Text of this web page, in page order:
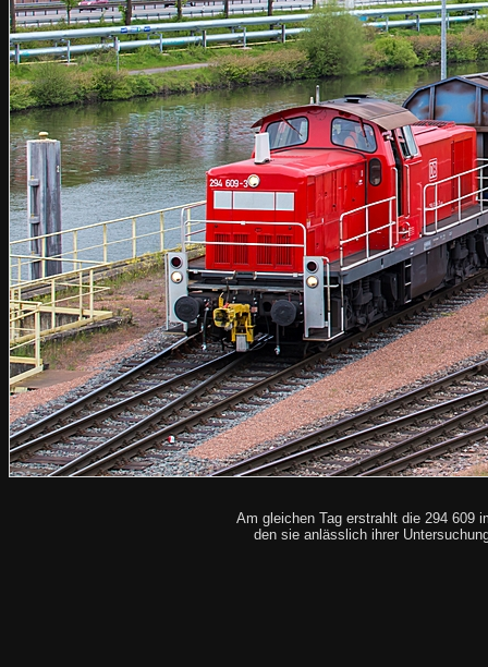
Am gleichen Tag erstrahlt die 294 609
den sie anlässlich ihrer